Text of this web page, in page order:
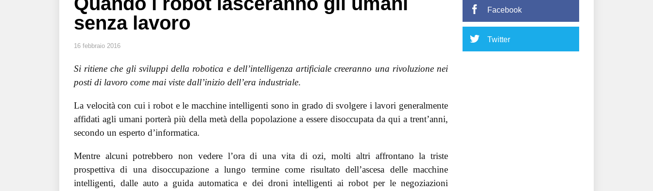
senza lavoro
16 febbraio 2016
Si ritiene che gli sviluppi della robotica e dell’intelligenza artificiale creeranno una rivoluzione nei
posti di lavoro come mai viste dall’inizio dell’era industriale.
La velocità con cui i robot e le macchine intelligenti sono in grado di svolgere i lavori generalmente
affidati agli umani porterà più della metà della popolazione a essere disoccupata da qui a trent’anni,
secondo un esperto d’informatica.
Mentre alcuni potrebbero non vedere l’ora di una vita di ozi, molti altri affrontano la triste
prospettiva di una disoccupazione a lungo termine come risultato dell’ascesa delle macchine
intelligenti, dalle auto a guida automatica e dei droni intelligenti ai robot per le negoziazioni
Facebook
Twitter